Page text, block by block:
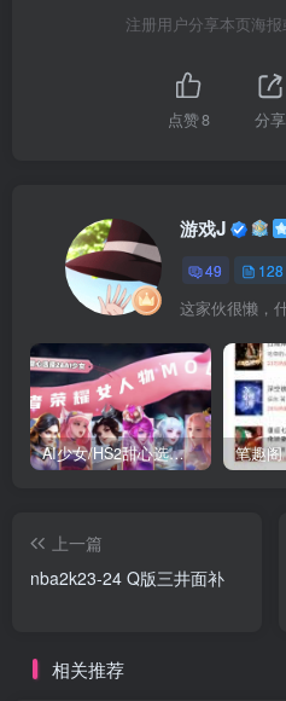
注册用户分享本页海
点赞8 分享
游戏J
49 128
这家伙很懒，
AI少女/HS2甜心选择2 仿王者荣耀人物卡全合集打包
上一篇
nba2k23-24 Q版三井面补
相关推荐